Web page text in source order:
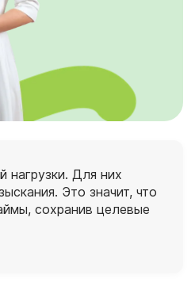
нагрузки. Для них
Это значит, что
сохранив целевые